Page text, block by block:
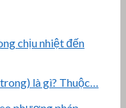
là gì? Thuộc…